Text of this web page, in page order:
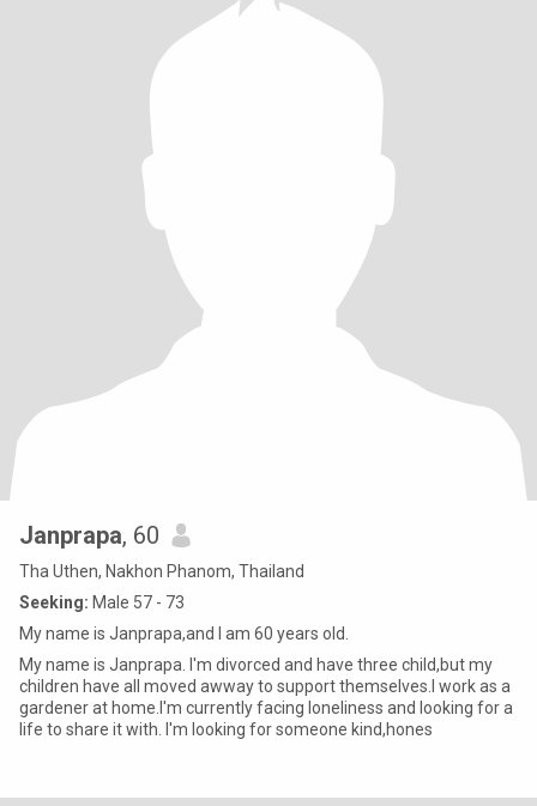
Janprapa, 60
Tha Uthen, Nakhon Phanom, Thailand
Seeking: Male 57 - 73
My name is Janprapa,and I am 60 years old.
My name is Janprapa. I'm divorced and have three child,but my
children have all moved awway to support themselves.I work as a
gardener at home.I'm currently facing loneliness and looking for a
life to share it with. I'm looking for someone kind,hones